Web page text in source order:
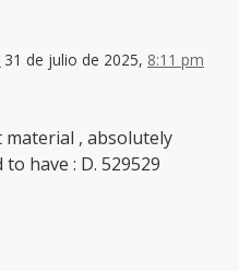
31 de julio de 2025, 8:11 pm
material , absolutely
have : D. 529529